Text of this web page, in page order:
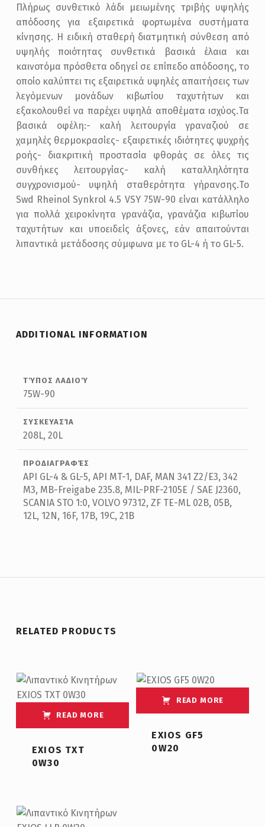
Πλήρως συνθετικό λάδι μειωμένης τριβής υψηλής
απόδοσης για εξαιρετικά φορτωμένα συστήματα
κίνησης. Η ειδική σταθερή διατμητική σύνθεση από
υψηλής ποιότητας συνθετικά βασικά έλαια και
καινοτόμα πρόσθετα οδηγεί σε επίπεδο απόδοσης, το
οποίο καλύπτει τις εξαιρετικά υψηλές απαιτήσεις των
λεγόμενων μονάδων κιβωτίου ταχυτήτων και
εξακολουθεί να παρέχει υψηλά αποθέματα ισχύος.Τα
βασικά οφέλη:- καλή λειτουργία γραναζιού σε
χαμηλές θερμοκρασίες- εξαιρετικές ιδιότητες ψυχρής
ροής- διακριτική προστασία φθοράς σε όλες τις
συνθήκες λειτουργίας- καλή καταλληλότητα
συγχρονισμού- υψηλή σταθερότητα γήρανσης.Το
Swd Rheinol Synkrol 4.5 VSY 75W-90 είναι κατάλληλο
για πολλά χειροκίνητα γρανάζια, γρανάζια κιβωτίου
ταχυτήτων και υποειδείς άξονες, εάν απαιτούνται
λιπαντικά μετάδοσης σύμφωνα με το GL-4 ή το GL-5.
ADDITIONAL INFORMATION
ΤΎΠΟΣ ΛΑΔΙΟΎ
75W-90
ΣΥΣΚΕΥΑΣΊΑ
208L, 20L
ΠΡΟΔΙΑΓΡΑΦΈΣ
API GL-4 & GL-5, API MT-1, DAF, MAN 341 Z2/E3, 342
M3, MB-Freigabe 235.8, MIL-PRF-2105E / SAE J2360,
SCANIA STO 1:0, VOLVO 97312, ZF TE-ML 02B, 05B,
12L, 12N, 16F, 17B, 19C, 21B
RELATED PRODUCTS
READ MORE
EXIOS TXT
0W30
READ MORE
EXIOS GF5
0W20